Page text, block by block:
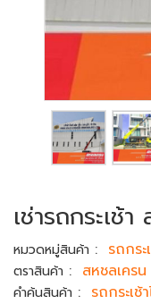
เช่ารถกระเช้
หมวดหมู่สินค้า : รถกระ
ตราสินค้า : สหชลเครน
คำค้นสินค้า : รถกระเช้